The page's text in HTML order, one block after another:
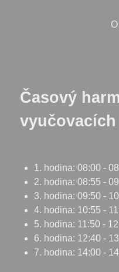
Časový
1. hodina: 08:00 -
2. hodina: 08:55 -
3. hodina: 09:50 -
4. hodina: 10:55 -
5. hodina: 11:50 -
6. hodina: 12:40 -
7. hodina: 14:00 -